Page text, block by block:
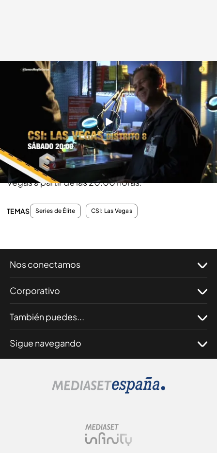
21 AGO 2018 - 17:47h.
A partir del próximo sábado, ya puedes disfrutar
de una de las mejores series policiales en Las
Vegas a partir de las 20:00 horas.
TEMAS Series de Élite CSI: Las Vegas
Nos conectamos
Corporativo
También puedes...
Sigue navegando